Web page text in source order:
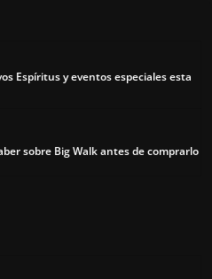
Espíritus y eventos especiales esta
sobre Big Walk antes de comprarlo